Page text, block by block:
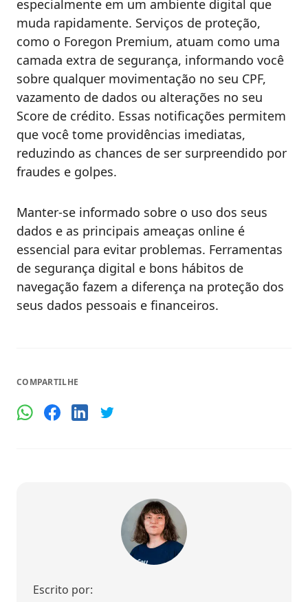
especialmente em um ambiente digital que
muda rapidamente. Serviços de proteção,
como o Foregon Premium, atuam como uma
camada extra de segurança, informando você
sobre qualquer movimentação no seu CPF,
vazamento de dados ou alterações no seu
Score de crédito. Essas notificações permitem
que você tome providências imediatas,
reduzindo as chances de ser surpreendido por
fraudes e golpes.
Manter-se informado sobre o uso dos seus
dados e as principais ameaças online é
essencial para evitar problemas. Ferramentas
de segurança digital e bons hábitos de
navegação fazem a diferença na proteção dos
seus dados pessoais e financeiros.
COMPARTILHE
Escrito por: